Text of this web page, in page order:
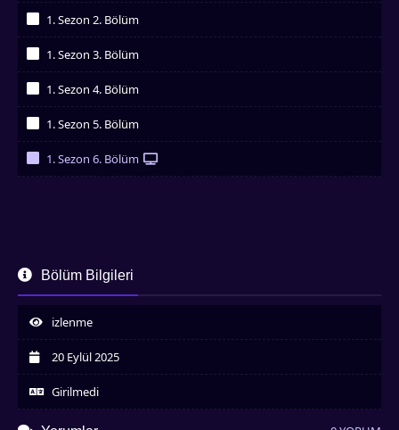
1. Sezon 2. Bölüm
1. Sezon 3. Bölüm
1. Sezon 4. Bölüm
1. Sezon 5. Bölüm
1. Sezon 6. Bölüm
Bölüm Bilgileri
izlenme
20 Eylül 2025
Girilmedi